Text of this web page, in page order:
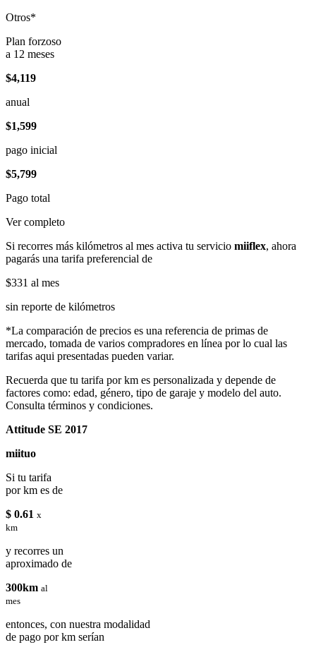
Otros*
Plan forzoso
a 12 meses
$4,119
anual
$1,599
pago inicial
$5,799
Pago total
Ver completo
Si recorres más kilómetros al mes activa tu servicio miiflex, ahora
pagarás una tarifa preferencial de
$331 al mes
sin reporte de kilómetros
*La comparación de precios es una referencia de primas de
mercado, tomada de varios compradores en línea por lo cual las
tarifas aqui presentadas pueden variar.
Recuerda que tu tarifa por km es personalizada y depende de
factores como: edad, género, tipo de garaje y modelo del auto.
Consulta términos y condiciones.
Attitude SE 2017
miituo
Si tu tarifa
por km es de
$ 0.61 x
km
y recorres un
aproximado de
300km al
mes
entonces, con nuestra modalidad
de pago por km serían